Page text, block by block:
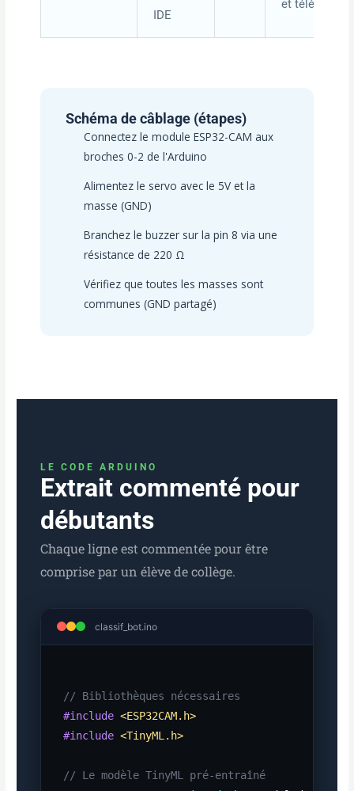
IDE
et téléverser
Schéma de câblage (étapes)
Connectez le module ESP32-CAM aux
broches 0-2 de l'Arduino
Alimentez le servo avec le 5V et la
masse (GND)
Branchez le buzzer sur la pin 8 via une
résistance de 220 Ω
Vérifiez que toutes les masses sont
communes (GND partagé)
LE CODE ARDUINO
Extrait commenté pour
débutants
Chaque ligne est commentée pour être
comprise par un élève de collège.
classif_bot.ino
// Bibliothèques nécessaires
#include <ESP32CAM.h>
#include <TinyML.h>
// Le modèle TinyML pré-entraîné